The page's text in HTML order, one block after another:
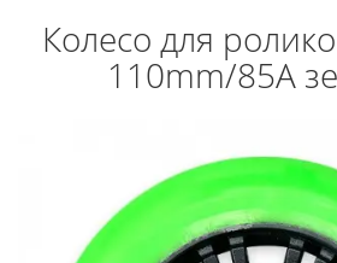
Колесо для
110mm/85A